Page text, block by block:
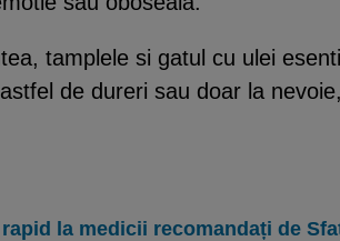
tamplele si gatul cu ulei
de dureri sau doar la
rapid la medicii recomandați de